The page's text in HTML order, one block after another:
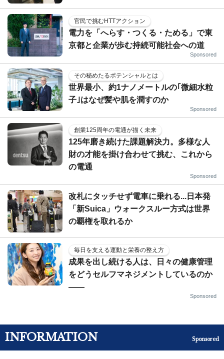
官民で挑むHTTアクション
電力を「へらす・つくる・ためる」で東
京都と企業が歩む持続可能社会への道
Sponsored
その秘めたるポテンシャルとは
世界最小、約1ナノメートルの｢微細水粒
子｣はなぜ髪や肌を潤すのか
Sponsored
創業125周年の電通が描く未来
125年磨き続けた課題解決力。多様な人
財の才能を掛け合わせて挑む、これから
の電通
Sponsored
改札にタッチせず電車に乗れる...日本発
「新Suica」ウォークスルー方式は世界
の覇権を取れるか
毎日を支える運動と栄養の整え方
成果を出し続ける人は、日々の健康管理
をどうセルフマネジメントしているのか
——
Sponsored
INFORMATION Sponsored